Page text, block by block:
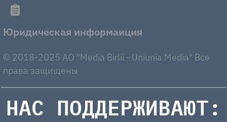
Юридическая информаиция
© 2018-2025 AO "Media Birlii - Uniunia Media" Все
права защищены
НАС ПОДДЕРЖИВАЮТ: